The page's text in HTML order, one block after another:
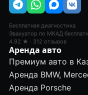
Бесплатная диагностика
Эвакуатор по МКАД
4.92 ★ · 312 отзывов
Аренда авто
Премиум авто в
Аренда BMW,
Аренда Porsche